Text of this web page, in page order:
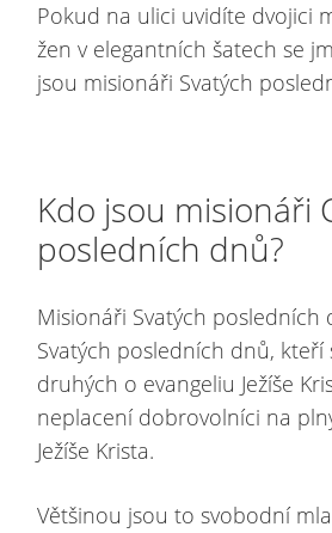
Pokud na ulici uvidíte dvojici
žen v elegantních šatech se
jsou misionáři Svatých
Kdo jsou misionáři
posledních dnů?
Misionáři Svatých posledních
Svatých posledních dnů,
druhých o evangeliu Ježíše
neplacení dobrovolníci na
Ježíše Krista.
Většinou jsou to svobodní